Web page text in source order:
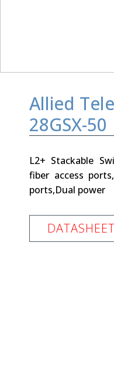
Allied
28GSX-50
L2+ Stackable
fiber access
ports,Dual power
DATASHEET